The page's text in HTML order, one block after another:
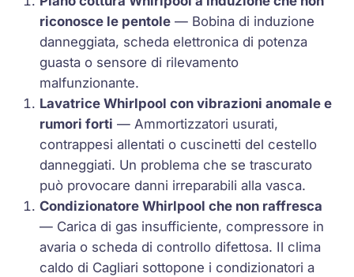
riconosce le pentole — Bobina di induzione
danneggiata, scheda elettronica di potenza
guasta o sensore di rilevamento
malfunzionante.
Lavatrice Whirlpool con vibrazioni anomale e
rumori forti — Ammortizzatori usurati,
contrappesi allentati o cuscinetti del cestello
danneggiati. Un problema che se trascurato
può provocare danni irreparabili alla vasca.
Condizionatore Whirlpool che non raffresca
— Carica di gas insufficiente, compressore in
avaria o scheda di controllo difettosa. Il clima
caldo di Cagliari sottopone i condizionatori a